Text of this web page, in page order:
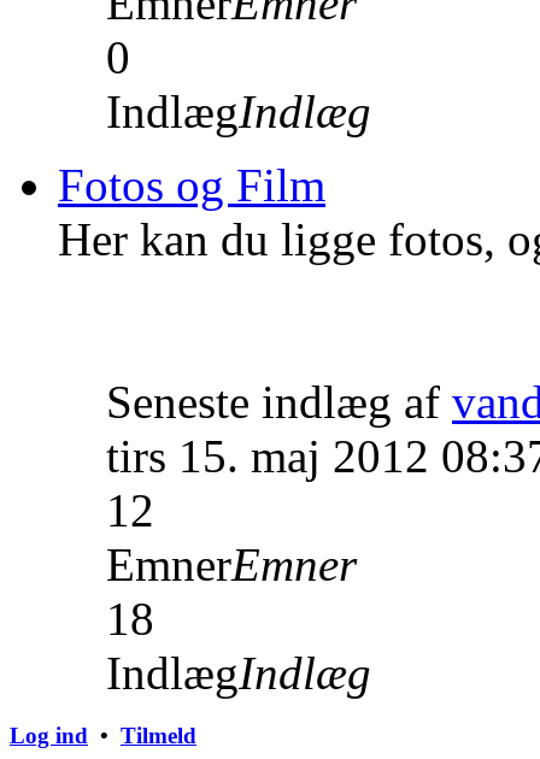
0
IndlægIndlæg
Fotos og Film
Her kan du ligge fotos,
Seneste indlæg af
tirs 15. maj 2012
12
EmnerEmner
18
IndlægIndlæg
Log ind • Tilmeld